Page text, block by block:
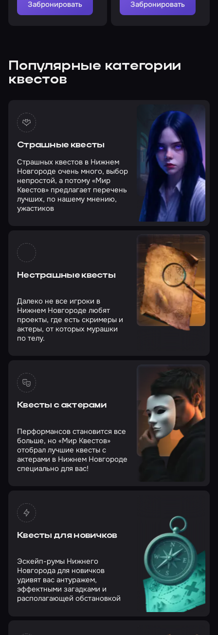
Забронировать Забронировать
Популярные категории
квестов
Страшные квесты
Страшных квестов в Нижнем
Новгороде очень много, выбор
непростой, а потому «Мир
Квестов» предлагает перечень
лучших, по нашему мнению,
ужастиков
Нестрашные квесты
Далеко не все игроки в
Нижнем Новгороде любят
проекты, где есть скримеры и
актеры, от которых мурашки
по телу.
Квесты с актерами
Перформансов становится все
больше, но «Мир Квестов»
отобрал лучшие квесты с
актерами в Нижнем Новгороде
специально для вас!
Квесты для новичков
Эскейп-румы Нижнего
Новгорода для новичков
удивят вас антуражем,
эффектными загадками и
располагающей обстановкой